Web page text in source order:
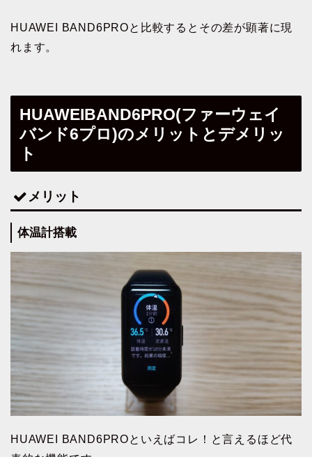
HUAWEI BAND6PROと比較するとその差が顕著に現
れます。
HUAWEIBAND6PRO(ファーウェイ
バンド6プロ)のメリットとデメリッ
ト
メリット
体温計搭載
HUAWEI BAND6PROといえばコレ！と言えるほど代